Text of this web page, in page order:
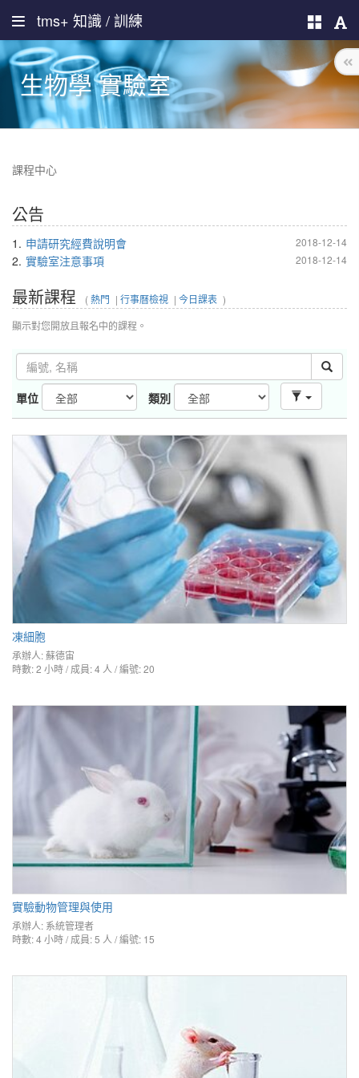
tms+ 知識 / 訓練
生物學 實驗室
課程中心
公告
1. 2018-12-14
申請研究經費說明會
2.
2018-12-14
實驗室注意事項
最新課程 (熱門 | 行事曆檢視 | 今日課表 )
顯示對您開放且報名中的課程。
單位 類別
凍細胞
承辦人:蘇德宙
時數: 2 小時 / 成員: 4 人 / 編號: 20
實驗動物管理與使用
承辦人: 系統管理者
時數: 4 小時 / 成員: 5 人 / 編號: 15